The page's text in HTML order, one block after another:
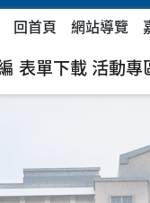
回首頁 網站導覽
表單下載 活動專